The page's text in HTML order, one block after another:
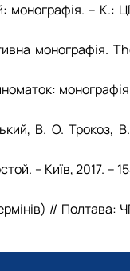
монографія. – К.:
монографія.
В. О. Трокоз,
– Київ, 2017. –
// Полтава: